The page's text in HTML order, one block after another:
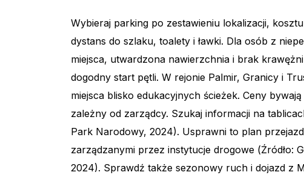
Wybieraj parking po zestawieniu lokalizacji,
dystans do szlaku, toalety i ławki. Dla osób z
miejsca, utwardzona nawierzchnia i brak
dogodny start pętli. W rejonie Palmir, Granicy i
miejsca blisko edukacyjnych ścieżek. Ceny
zależny od zarządcy. Szukaj informacji na
Park Narodowy, 2024). Usprawni to plan
zarządzanymi przez instytucje drogowe (Źródło:
2024). Sprawdź także sezonowy ruch i dojazd z